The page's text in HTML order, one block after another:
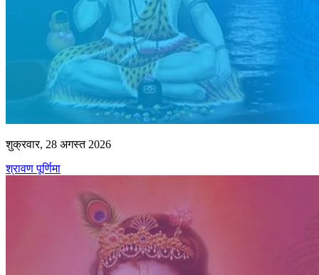
शुक्रवार, 28 अगस्त 2026
श्रावण पूर्णिमा